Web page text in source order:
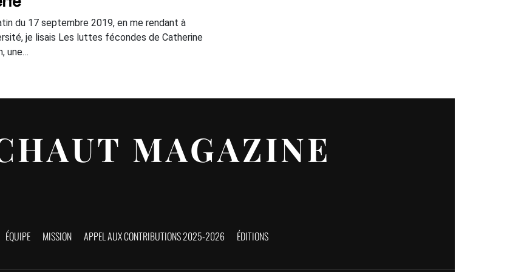
du 17 septembre 2019, en me rendant à
je lisais Les luttes fécondes de Catherine
une…
MAGAZINE
ÉQUIPE MISSION APPEL AUX CONTRIBUTIONS 2025-2026 ÉDITIONS